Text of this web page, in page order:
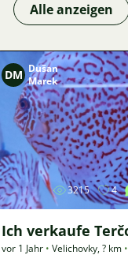
Alle anzeigen
Bild
DM Dušan
Marek
3215 4
Ich verkaufe
vor 1 Jahr • Velichovky,? km •